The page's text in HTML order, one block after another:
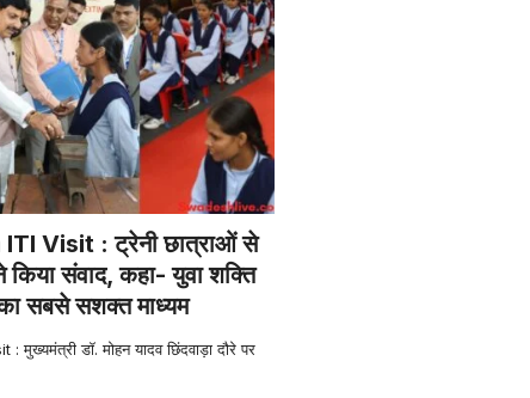
Visit : ट्रेनी छात्राओं से
किया संवाद, कहा- युवा शक्ति
सबसे सशक्त माध्यम
डॉ. मोहन यादव छिंदवाड़ा दौरे पर